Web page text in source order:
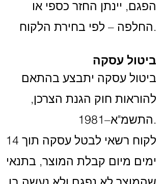
הפגם, יינתן החזר כספי או
החלפה – לפי בחירת הלקוח.
ביטול עסקה
ביטול עסקה יתבצע בהתאם
להוראות חוק הגנת הצרכן,
התשמ"א–1981.
לקוח רשאי לבטל עסקה תוך 14
ימים מיום קבלת המוצר, בתנאי